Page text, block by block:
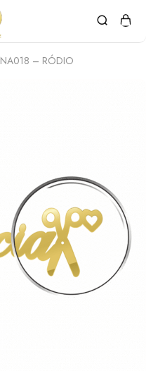
NA018 – RÓDIO